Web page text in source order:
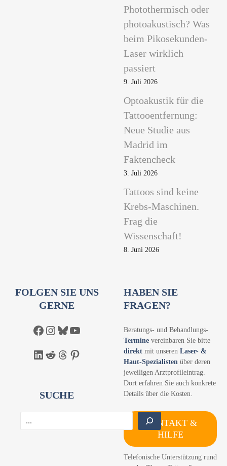
Photothermisch oder
photoakustisch? Was
beim Pikosekunden-
Laser wirklich
passiert
9. Juli 2026
Optoakustik für die
Tattooentfernung:
Neue Studie aus
Madrid im
Faktencheck
3. Juli 2026
Tattoos sind keine
Krebs-Maschinen.
Frag die
Wissenschaft!
8. Juni 2026
FOLGEN SIE UNS
GERNE
Facebook Instagram Bluesky YouTube
LinkedIn Reddit Threads Pinterest
SUCHE
HABEN SIE
FRAGEN?
Beratungs- und Behandlungs-
Termine vereinbaren Sie bitte
direkt mit unseren Laser- &
Haut-Spezialisten über deren
jeweiligen Arztprofileintrag.
Dort erfahren Sie auch konkrete
Details über die Kosten.
KONTAKT &
HILFE
Telefonische Unterstützung rund